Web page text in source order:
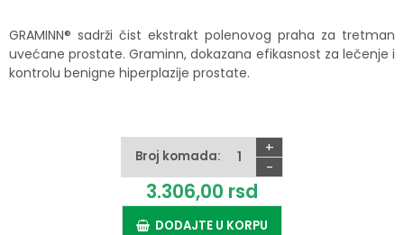
GRAMINN® sadrži čist ekstrakt polenovog praha za tretman
uvećane prostate. Graminn, dokazana efikasnost za lečenje i
kontrolu benigne hiperplazije prostate.
Broj komada:
+
-
3.306,00 rsd
DODAJTE U KORPU